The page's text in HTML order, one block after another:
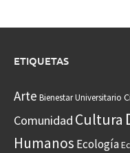
ETIQUETAS
Arte Bienestar Universitario
Comunidad Cultura
Humanos Ecología